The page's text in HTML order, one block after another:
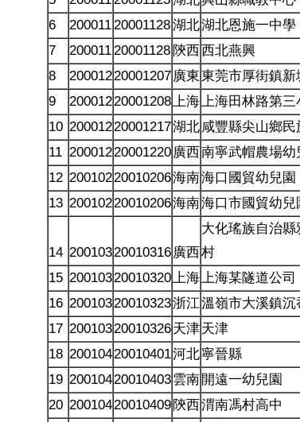
6
20001120001128湖北湖北恩施一中學
7
20001120001128 陝西西北燕興
8
20001220001207 廣東東莞市厚街鎮新
9
20001220001208上海上海田林路第三
10 20001220001217湖北 咸豐縣尖山鄉民
11 20001220001220 廣西南寧武帽農場幼
12 20010220010206海南海口國貿幼兒園
13 20010220010206海南海口市國貿幼兒
14 20010320010316 廣西
大化瑤族自治
村
15 20010320010320上海上海某隧道公司
16 20010320010323浙江溫嶺市大溪鎮沉
17 20010320010326天津天津
18 20010420010401河北寧晉縣
19 20010420010403雲南 開遠一幼兒園
20 20010420010409 陝西渭南馮村高中